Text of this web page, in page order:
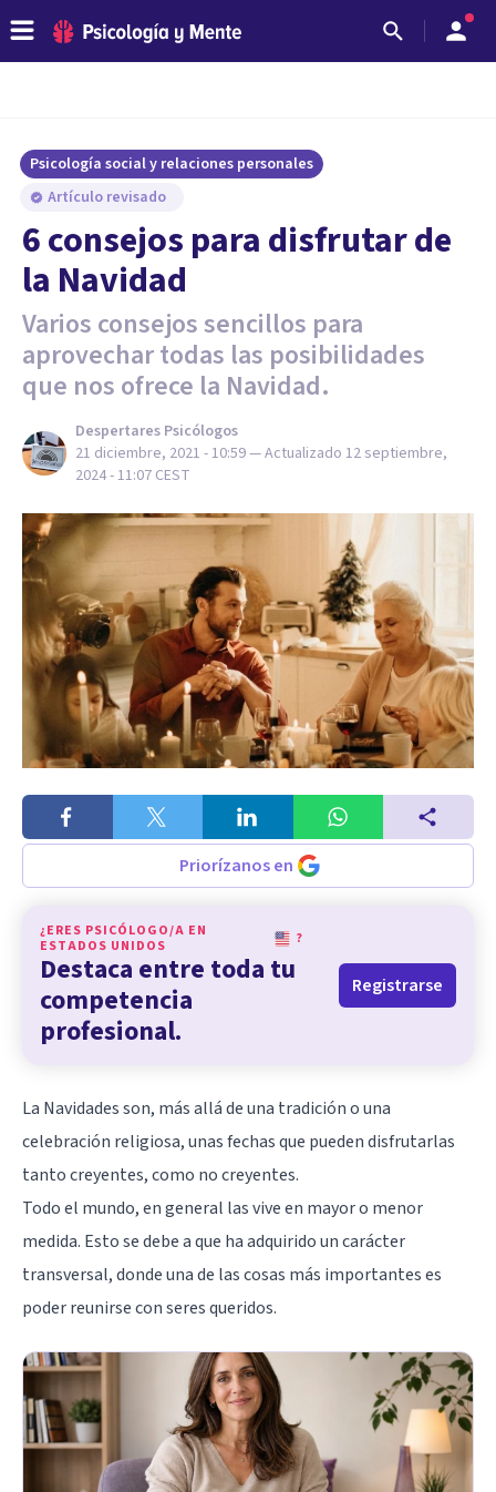
Psicología social y relaciones personales
Artículo revisado
6 consejos para disfrutar de
la Navidad
Varios consejos sencillos para
aprovechar todas las posibilidades
que nos ofrece la Navidad.
Despertares Psicólogos
21 diciembre, 2021 - 10:59— Actualizado 12 septiembre,
2024 - 11:07 CEST
Priorízanos en
¿ERES PSICÓLOGO/A EN
ESTADOS UNIDOS
?
Destaca entre toda tu
competencia
profesional.
Registrarse
La Navidades son, más allá de una tradición o una
celebración religiosa, unas fechas que pueden disfrutarlas
tanto creyentes, como no creyentes.
Todo el mundo, en general las vive en mayor o menor
medida. Esto se debe a que ha adquirido un carácter
transversal, donde una de las cosas más importantes es
poder reunirse con seres queridos.